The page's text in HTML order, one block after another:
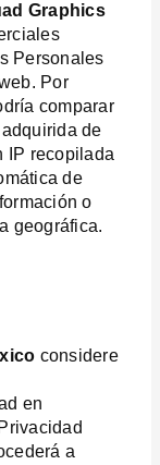
Graphics
Personales
Por
comparar
de
IP recopilada
de
o
geográfica.
considere
en
a